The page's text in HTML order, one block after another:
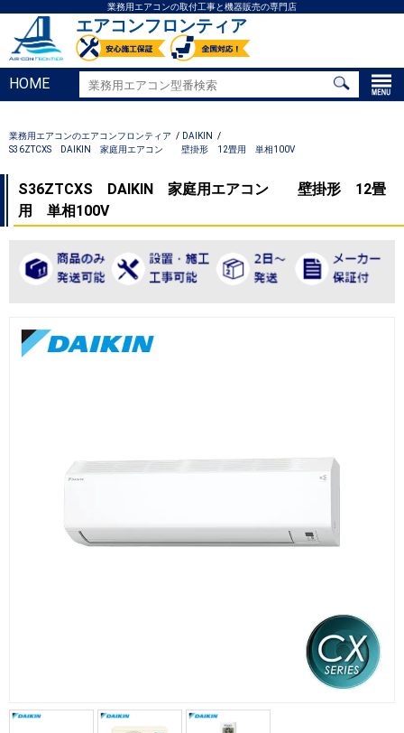
業務用エアコンの取付工事と機器販売の専門店
エアコンフロンティア
HOME
業務用エアコンのエアコンフロンティア
DAIKIN
S36ZTCXS DAIKIN 家庭用エアコン 壁掛形 12畳用 単相100V
S36ZTCXS DAIKIN 家庭用エアコン 壁掛形 12畳
用 単相100V